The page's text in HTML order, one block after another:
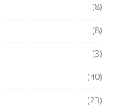
(8)
(8)
(3)
(40)
(23)